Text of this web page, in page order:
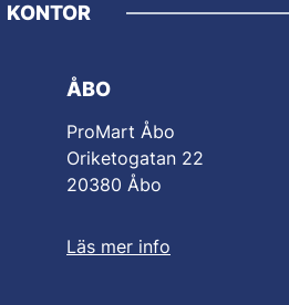
KONTOR
ÅBO
ProMart Åbo
Oriketogatan 22
20380 Åbo
Läs mer info